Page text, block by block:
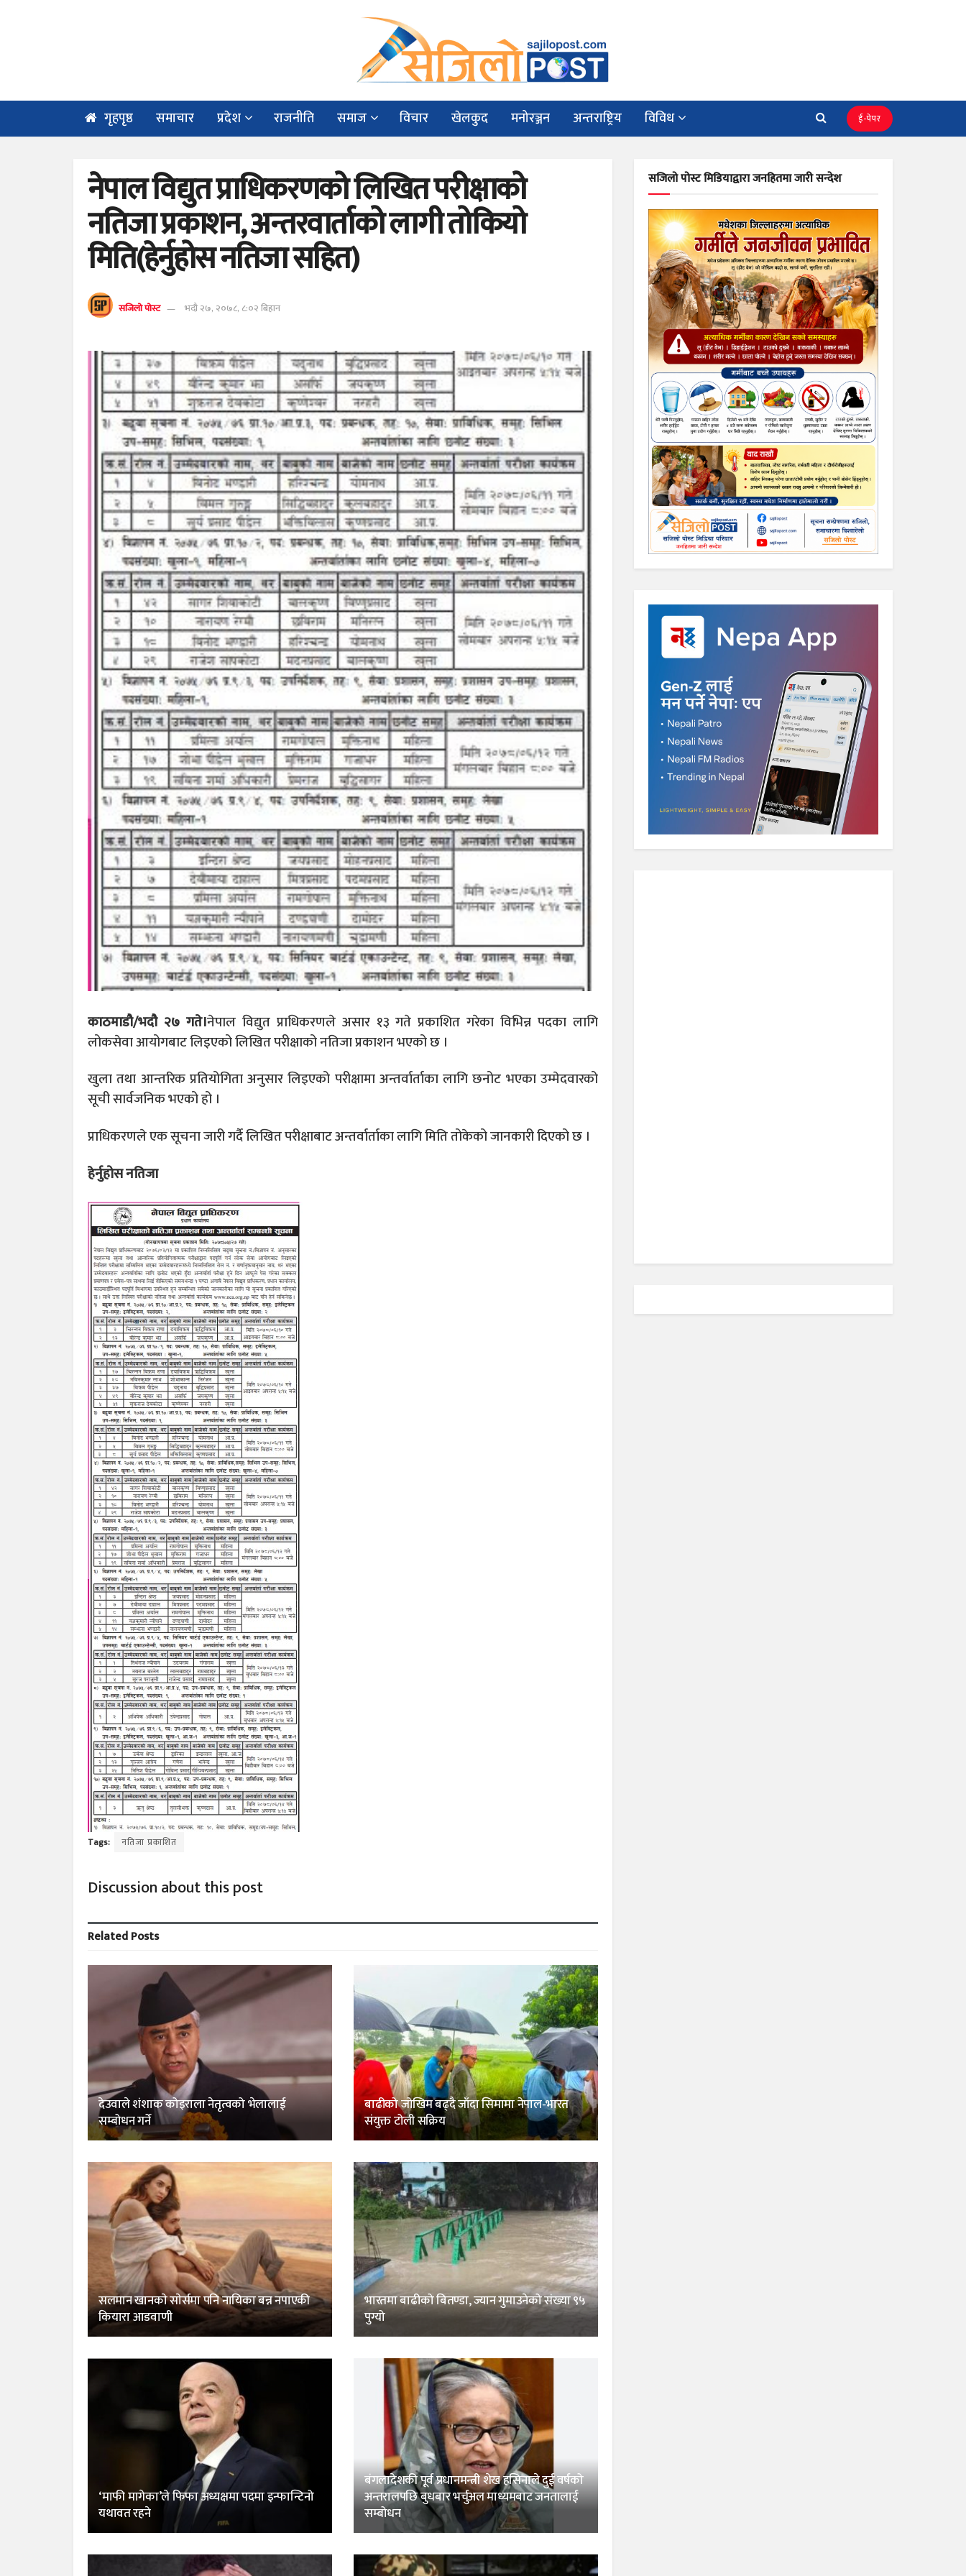
गृहपृष्ठ समाचार प्रदेश राजनीति समाज विचार खेलकुद मनोरञ्जन अन्तराष्ट्रिय विविध ई-पेपर
नेपाल विद्युत प्राधिकरणको लिखित परीक्षाको
नतिजा प्रकाशन, अन्तरवार्ताको लागी तोकियो
मिति(हेर्नुहोस नतिजा सहित)
सजिलो पोस्ट भदौ २७, २०७८, ८:०२ बिहान
काठमाडौ/भदौ २७ गते।नेपाल विद्युत प्राधिकरणले असार १३ गते प्रकाशित गरेका विभिन्न पदका लागि
लोकसेवा आयोगबाट लिइएको लिखित परीक्षाको नतिजा प्रकाशन भएको छ ।
खुला तथा आन्तरिक प्रतियोगिता अनुसार लिइएको परीक्षामा अन्तर्वार्ताका लागि छनोट भएका उम्मेदवारको
सूची सार्वजनिक भएको हो ।
प्राधिकरणले एक सूचना जारी गर्दै लिखित परीक्षाबाट अन्तर्वार्ताका लागि मिति तोकेको जानकारी दिएको छ ।
हेर्नुहोस नतिजा
Tags: नतिजा प्रकाशित
Discussion about this post
RelatedPosts
देउवाले शंशाक कोइराला नेतृत्वको भेलालाई
सम्बोधन गर्ने
बाढीको जोखिम बढ्दै जाँदा सिमामा नेपाल-भारत
संयुक्त टोली सक्रिय
सलमान खानकाे साेर्समा पनि नायिका बन्न नपाएकी
कियारा आडवाणी
भारतमा बाढीको बितण्डा, ज्यान गुमाउनेको संख्या ९५
पुग्यो
‘माफी मागेका’ले फिफा अध्यक्षमा पदमा इन्फान्टिनो
यथावत रहने
बंगलादेशकी पूर्व प्रधानमन्त्री शेख हसिनाले दुई वर्षको
अन्तरालपछि बुधबार भर्चुअल माध्यमबाट जनतालाई
सम्बोधन
सजिलो पोस्ट मिडियाद्वारा जनहितमा जारी सन्देश